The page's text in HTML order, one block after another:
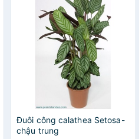
Đuôi công calathea Setosa-
chậu trung